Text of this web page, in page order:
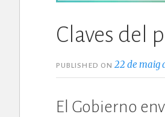
Claves del
PUBLISHED ON22 de maig
El Gobierno